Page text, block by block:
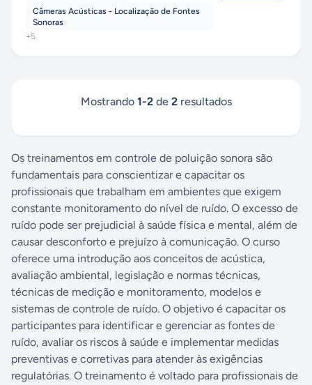
Câmeras Acústicas - Localização de Fontes
Sonoras
+5
Mostrando 1-2de 2resultados
Os treinamentos em controle de poluição sonora são
fundamentais para conscientizar e capacitar os
profissionais que trabalham em ambientes que exigem
constante monitoramento do nível de ruído. O excesso de
ruído pode ser prejudicial à saúde física e mental, além de
causar desconforto e prejuízo à comunicação. O curso
oferece uma introdução aos conceitos de acústica,
avaliação ambiental, legislação e normas técnicas,
técnicas de medição e monitoramento, modelos e
sistemas de controle de ruído. O objetivo é capacitar os
participantes para identificar e gerenciar as fontes de
ruído, avaliar os riscos à saúde e implementar medidas
preventivas e corretivas para atender às exigências
regulatórias. O treinamento é voltado para profissionais de